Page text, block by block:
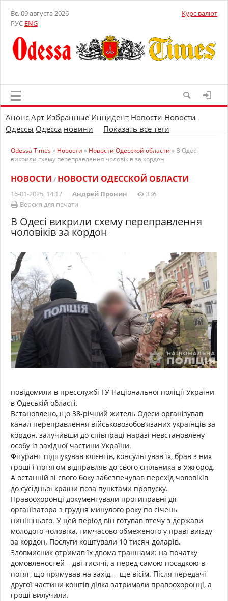
Вс, 09 августа 2026
РУС ENG
Курс валют
Анонс Арт Избранные Инцидент Новости Новости
Одессы Одесса новини Показать все теги
Odessa Times» Новости » Новости Одесской области » В Одесі
викрили схему переправлення чоловіків за кордон
НОВОСТИ / НОВОСТИ ОДЕССКОЙ ОБЛАСТИ
16-01-2025, 14:17 Андрей Пронин
336
Версия для печати
В Одесі викрили схему переправлення
чоловіків за кордон
повідомили в пресслужбі ГУ Національної поліції України
в Одеській області.
Встановлено, що 38-річний житель Одеси організував
канал переправлення військовозобов’язаних українців за
кордон, залучивши до співпраці наразі невстановлену
особу із західної частини України.
Фігурант підшукував клієнтів, консультував їх, брав з них
гроші і потягом відправляв до свого спільника в Ужгород.
А останній зі свого боку забезпечував перехід чоловіків
до сусідньої країни поза пунктами пропуску.
Правоохоронці документували протиправні дії
організатора з грудня минулого року по січень
нинішнього. У цей період він готував втечу з держави
молодого чоловіка, тимчасово обмеженого у праві виїзду
за кордон. Послуги коштували 10 тисяч доларів.
Зловмисник отримав їх двома траншами: на початку
домовленостей – дві тисячі, а перед самою посадкою в
потяг, що прямував на захід, – ще вісім. Після передачі
другої частини коштів ділка затримали правоохоронці, а
гроші вилучили.